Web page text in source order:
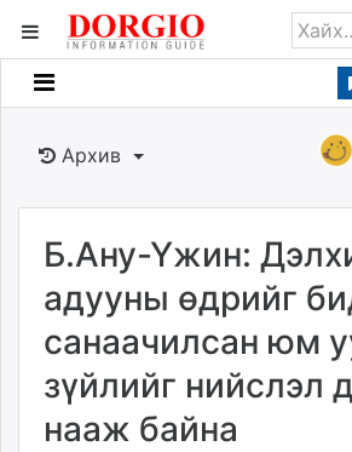
Мэдээллийн
Банк санхүү
Бизнес ААН
Төрийн
Нийслэлийн
dorgio.mn
Gogo.mn
caak.mn
news.mn
Архив
Б.Ану-Үжин:
адууны өдрийг
санаачилсан юм
зүйлийг нийслэл
нааж байна